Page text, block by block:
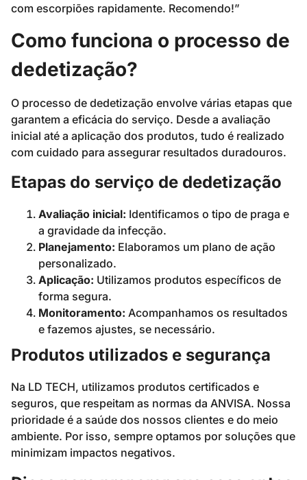
com escorpiões rapidamente. Recomendo!”
Como funciona o processo de
dedetização?
O processo de dedetização envolve várias etapas que
garantem a eficácia do serviço. Desde a avaliação
inicial até a aplicação dos produtos, tudo é realizado
com cuidado para assegurar resultados duradouros.
Etapas do serviço de dedetização
Avaliação inicial: Identificamos o tipo de praga e
a gravidade da infecção.
Planejamento: Elaboramos um plano de ação
personalizado.
Aplicação: Utilizamos produtos específicos de
forma segura.
Monitoramento: Acompanhamos os resultados
e fazemos ajustes, se necessário.
Produtos utilizados e segurança
Na LD TECH, utilizamos produtos certificados e
seguros, que respeitam as normas da ANVISA. Nossa
prioridade é a saúde dos nossos clientes e do meio
ambiente. Por isso, sempre optamos por soluções que
minimizam impactos negativos.